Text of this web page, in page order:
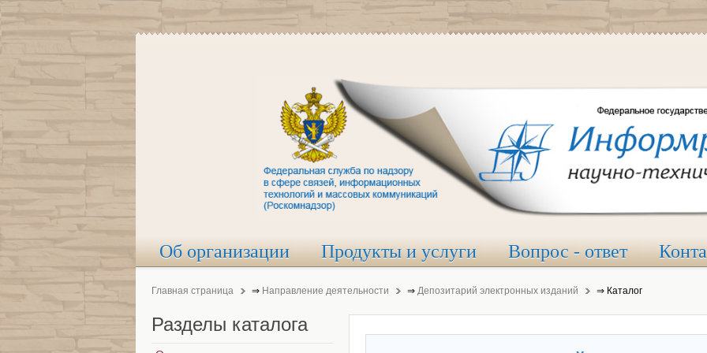
Об организации Продукты и услуги Вопрос - ответ
Главная страница ⇒ Направление деятельности ⇒ Депозитарий электронных изданий ⇒ Каталог
Разделы каталога